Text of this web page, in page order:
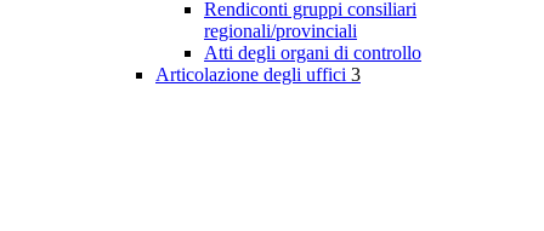
Rendiconti gruppi consiliari
regionali/provinciali
Atti degli organi di controllo
Articolazione degli uffici 3